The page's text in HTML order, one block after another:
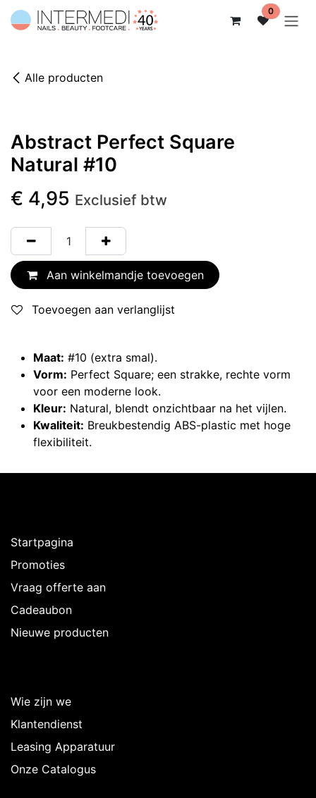
Overslaan naar inhoud 0
Alle producten
Abstract Perfect Square
Natural #10
Maat: #10 (extra smal).
Vorm: Perfect Square; een strakke, rechte vorm
voor een moderne look.
Kleur: Natural, blendt onzichtbaar na het vijlen.
Kwaliteit: Breukbestendig ABS-plastic met hoge
flexibiliteit.
€ 4,95 Exclusief btw
Aan winkelmandje toevoegen
Toevoegen aan verlanglijst
Startpagina
Promoties
Vraag offerte aan
Cadeaubon
Nieuwe producten
Wie zijn we
Klantendienst
Leasing Apparatuur
Onze Catalogus